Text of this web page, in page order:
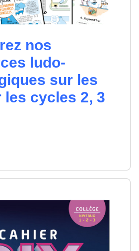
nos
ludo-
sur les
les cycles 2, 3